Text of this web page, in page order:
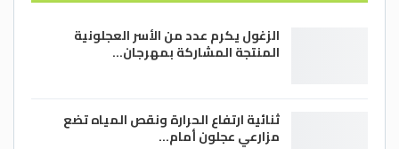
الزغول يكرم عدد من الأسر العجلونية
المنتجة المشاركة بمهرجان…
ثنائية ارتفاع الحرارة ونقص المياه تضع
مزارعي عجلون أمام…